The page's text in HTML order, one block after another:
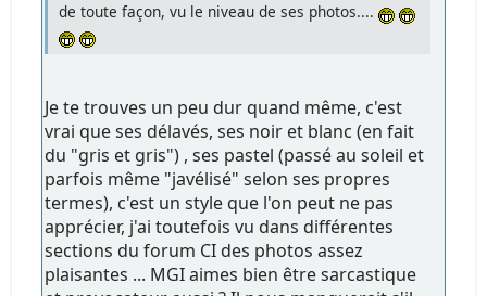
de toute façon, vu le niveau de ses photos....
Je te trouves un peu dur quand même, c'est
vrai que ses délavés, ses noir et blanc (en fait
du "gris et gris") , ses pastel (passé au soleil et
parfois même "javélisé" selon ses propres
termes), c'est un style que l'on peut ne pas
apprécier, j'ai toutefois vu dans différentes
sections du forum CI des photos assez
plaisantes ... MGI aimes bien être sarcastique